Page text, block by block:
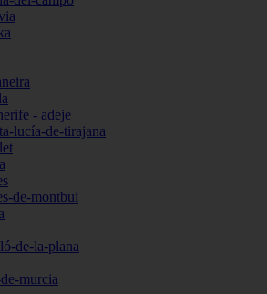
- adeje
lucía-de-tirajana
de-montbui
de-la-plana
murcia